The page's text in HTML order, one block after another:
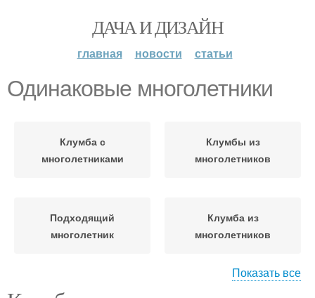
ДАЧА И ДИЗАЙН
главная новости статьи
Одинаковые многолетники
Клумба с
многолетниками
Клумбы из
многолетников
Подходящий
многолетник
Клумба из
многолетников
Подушковидный
Показать все